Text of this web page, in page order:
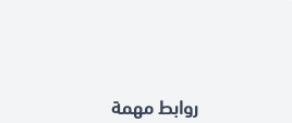
روابط مهمة